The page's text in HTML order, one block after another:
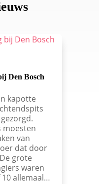
Den Bosch
kapotte
moesten
van
dat door
grote
waren
allemaal…